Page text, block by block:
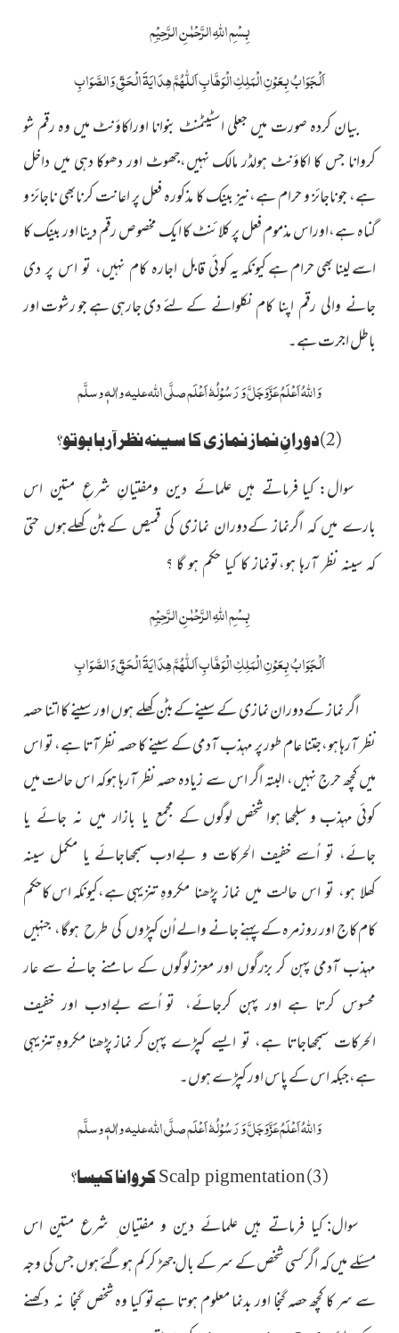
بِسْمِ اللّٰہِ الرَّحْمٰنِ الرَّحِیْمِ
اَلْجَوَابُ بِعَوْنِ الْمَلِکِ الْوَھَّابِ اَللّٰھُمَّ ھِدَایَۃَ الْحَقِّ وَالصَّوَابِ
بیان کردہ صورت میں جعلی اسٹیٹمنٹ بنوانا اوراکاؤنٹ میں وہ رقم شو
کروانا جس کا اکاؤنٹ ہولڈر مالک نہیں،جھوٹ اور دھوکا دہی میں داخل
ہے، جوناجائز و حرام ہے،نیز بینک کا مذکورہ فعل پر اعانت کرنابھی ناجائز و
گناہ ہے،اوراس مذموم فعل پر کلائنٹ کا ایک مخصوص رقم دینا اور بینک کا
اسے لینا بھی حرام ہے کیونکہ یہکوئی قابل اجارہ کام نہیں، تو اس پر دی
جانے والی رقم اپنا کام نکلوانےکے لئے دی جارہی ہے جو رشوت اور
باطل اجرت ہے۔
وَاللہُاَعْلَمُعَزَّوَجَلَّوَ رَسُوْلُہٗ اَعْلَمصلَّی اللہ علیہ واٰلہٖ وسلَّم
(2)دورانِ نماز نمازی کا سینہ نظر آرہا ہوتو؟
سوال:کیا فرماتے ہیں علمائے دین ومفتیانِ شرعِ متین اس
بارے میں کہ اگرنماز کےدوران نمازی کی قمیص کےبٹن کھلےہوں حتی
کہ سینہ نظر آرہا ہو،تونماز کا کیا حکم ہو گا ؟
بِسْمِ اللّٰہِ الرَّحْمٰنِ الرَّحِیْمِ
اَلْجَوَابُ بِعَوْنِ الْمَلِکِ الْوَھَّابِ اَللّٰھُمَّ ھِدَایَۃَ الْحَقِّ وَالصَّوَابِ
اگر نماز کےدوران نمازی کے سینےکےبٹن کھلے ہوں اور سینے کا اتنا حصہ
نظر آرہا ہو،جتنا عام طور پر مہذب آدمی کے سینے کا حصہ نظرآتا ہے، تو اس
میں کچھ حرج نہیں، البتہ اگر اس سے زیادہ حصہ نظر آرہا ہوکہ اس حالت میں
کوئی مہذب و سلجھا ہوا شخص لوگوںکے مجمع یا بازار میں نہ جائے یا
جائے، تو اُسے خفیف الحرکات و بےادبسمجھاجائے یا مکمل سینہ
کھلا ہو، تو اس حالت میں نماز پڑھنا مکروہِ تنزیہیہے،کیونکہ اس کاحکم
کام کاج اور روزمرہ کے پہنے جانے والے اُنکپڑوں کی طرح ہوگا، جنہیں
مہذب آدمی پہن کر بزرگوں اور معززلوگوں کے سامنے جانے سے عار
محسوس کرتا ہے اور پہن کرجائے، تواُسے بےادب اور خفیف
الحرکات سمجھاجاتا ہے، تو ایسے کپڑے پہنکر نماز پڑھنا مکروہِ تنزیہی
ہے،جبکہ اس کے پاس اور کپڑے ہوں۔
وَاللہُاَعْلَمُعَزَّوَجَلَّوَ رَسُوْلُہٗ اَعْلَمصلَّی اللہ علیہ واٰلہٖ وسلَّم
(3)
Scalp pigmentationکروانا کیسا؟
سوال:کیا فرماتے ہیں علمائے دین و مفتیان ِ شرع متین اس
مسئلےمیں کہ اگر کسی شخص کے سر کے بال جھڑ کر کم ہوگئے ہوں جس کی وجہ
سے سر کا کچھ حصہ گنجا اور بدنما معلوم ہوتا ہےتو کیا وہشخص گنجا نہ دکھنے